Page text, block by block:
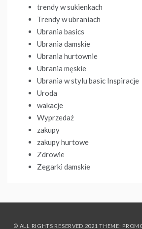
trendy w sukienkach
Trendy w ubraniach
Ubrania basics
Ubrania damskie
Ubrania hurtownie
Ubrania męskie
Ubrania w stylu basic Inspiracje
Uroda
wakacje
Wyprzedaż
zakupy
zakupy hurtowe
Zdrowie
Zegarki damskie
© ALL RIGHTS RESERVED 2021 THEME: